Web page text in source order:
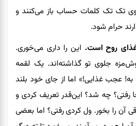
روی تک‌ تک کلمات حساب باز می‌کنند و
حرام شود.
روح است. این را داری می‌خوری.
جلوی تو گذاشته‌اند. یک لقمه
عجب غذایی!» اما از جای خود بلند
چه شد؟ این‌قدر تعریف کردی و
آن را بخور. ول کردی رفتی؟ اما بعضی